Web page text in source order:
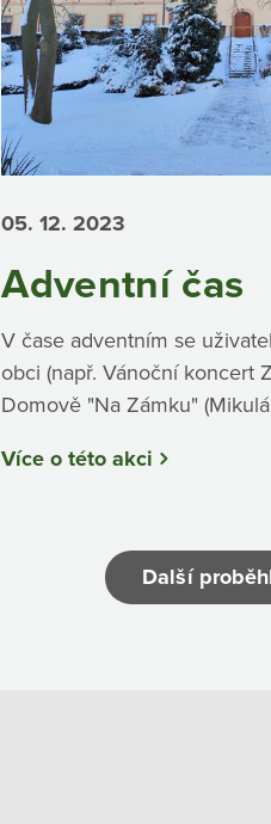
05. 12.2023
Adventní čas
V čase adventním se
obci (např. Vánoční koncert
Domově "Na Zámku"
Více o této akci
Další